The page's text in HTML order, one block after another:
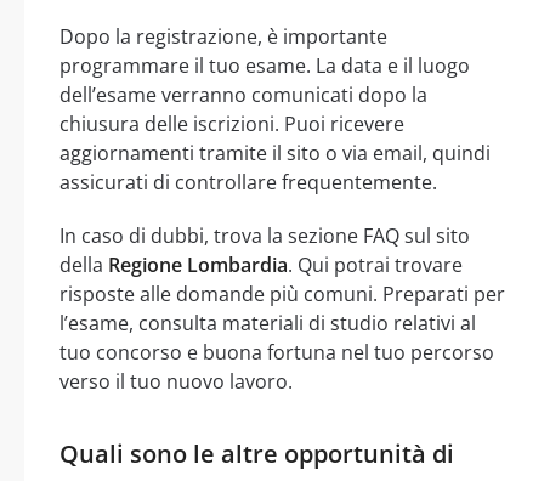
Dopo la registrazione, è importante
programmare il tuo esame. La data e il luogo
dell’esame verranno comunicati dopo la
chiusura delle iscrizioni. Puoi ricevere
aggiornamenti tramite il sito o via email, quindi
assicurati di controllare frequentemente.
In caso di dubbi, trova la sezione FAQ sul sito
della Regione Lombardia. Qui potrai trovare
risposte alle domande più comuni. Preparati per
l’esame, consulta materiali di studio relativi al
tuo concorso e buona fortuna nel tuo percorso
verso il tuo nuovo lavoro.
Quali sono le altre opportunità di